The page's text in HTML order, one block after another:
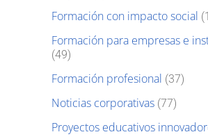
Formación con impacto social
Formación para empresas e
(49)
Formación profesional (37)
Noticias corporativas (77)
Proyectos educativos